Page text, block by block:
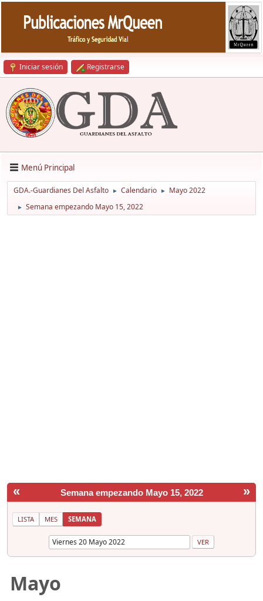
Iniciar sesión Registrarse
Menú Principal
GDA.-Guardianes Del Asfalto ► Calendario ► Mayo 2022
► Semana empezando Mayo 15, 2022
« »
Semana empezando Mayo 15, 2022
LISTA MES SEMANA
Mayo